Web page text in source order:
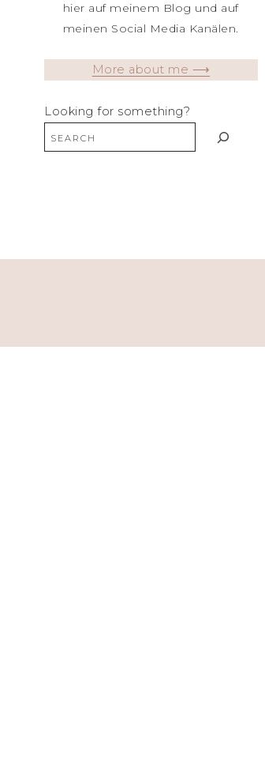
hier auf meinem Blog und auf
meinen Social Media Kanälen.
More about me ⟶
Looking for something?